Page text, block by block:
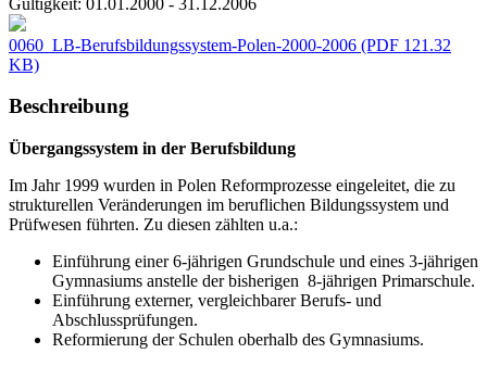
0060_LB-Berufsbildungssystem-Polen-2000-2006 (PDF 121.32
KB)
Beschreibung
Übergangssystem in der Berufsbildung
Im Jahr 1999 wurden in Polen Reformprozesse eingeleitet, die zu
strukturellen Veränderungen im beruflichen Bildungssystem und
Prüfwesen führten. Zu diesen zählten u.a.:
Einführung einer 6-jährigen Grundschule und eines 3-jährigen
Gymnasiums anstelle der bisherigen 8-jährigen Primarschule.
Einführung externer, vergleichbarer Berufs- und
Abschlussprüfungen.
Reformierung der Schulen oberhalb des Gymnasiums.